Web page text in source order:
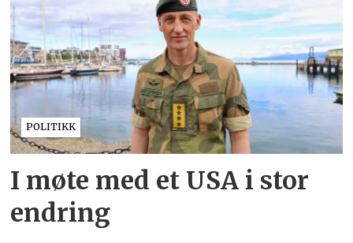
POLITIKK
I møte med et USA i stor
endring